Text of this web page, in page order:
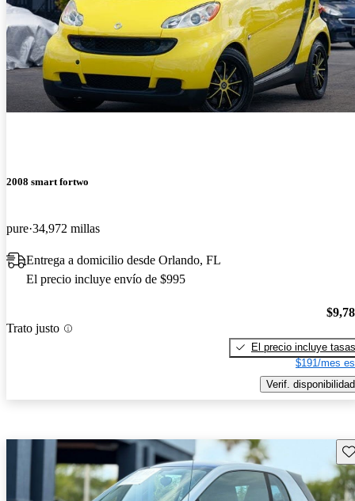
2008 smart fortwo
pure 34,972 millas
Entrega a domicilio desde Orlando, FL
El precio incluye envío de $995
Trato justo
El precio incluye tasas
$191/mes
Verif. disponibilidad